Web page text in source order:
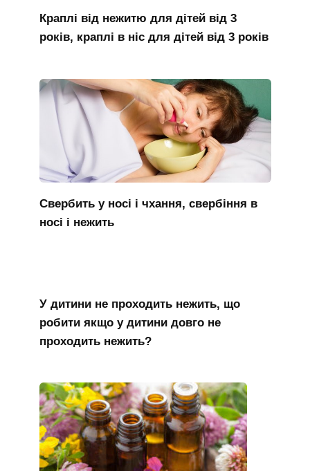
Краплі від нежитю для дітей від 3
років, краплі в ніс для дітей від 3 років
Свербить у носі і чхання, свербіння в
носі і нежить
У дитини не проходить нежить, що
робити якщо у дитини довго не
проходить нежить?